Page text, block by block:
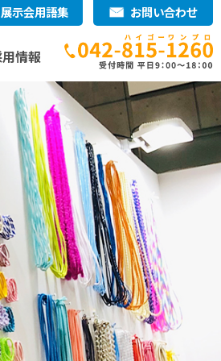
展示会用語集 お問い合わせ
情報